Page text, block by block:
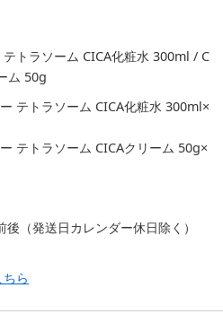
テトラソーム CICA化粧水 300ml / C
ム 50g
ー テトラソーム CICA化粧水 300ml×
ー テトラソーム CICAクリーム 50g×
後（発送日カレンダー休日除く）
ちら